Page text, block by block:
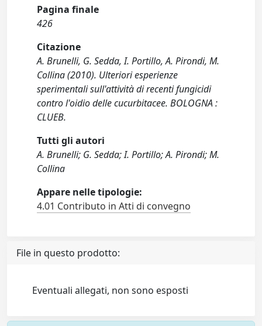
Pagina finale
426
Citazione
A. Brunelli, G. Sedda, I. Portillo, A. Pirondi, M.
Collina (2010). Ulteriori esperienze
sperimentali sull'attività di recenti fungicidi
contro l'oidio delle cucurbitacee. BOLOGNA :
CLUEB.
Tutti gli autori
A. Brunelli; G. Sedda; I. Portillo; A. Pirondi; M.
Collina
Appare nelle tipologie:
4.01 Contributo in Atti di convegno
File in questo prodotto:
Eventuali allegati, non sono esposti